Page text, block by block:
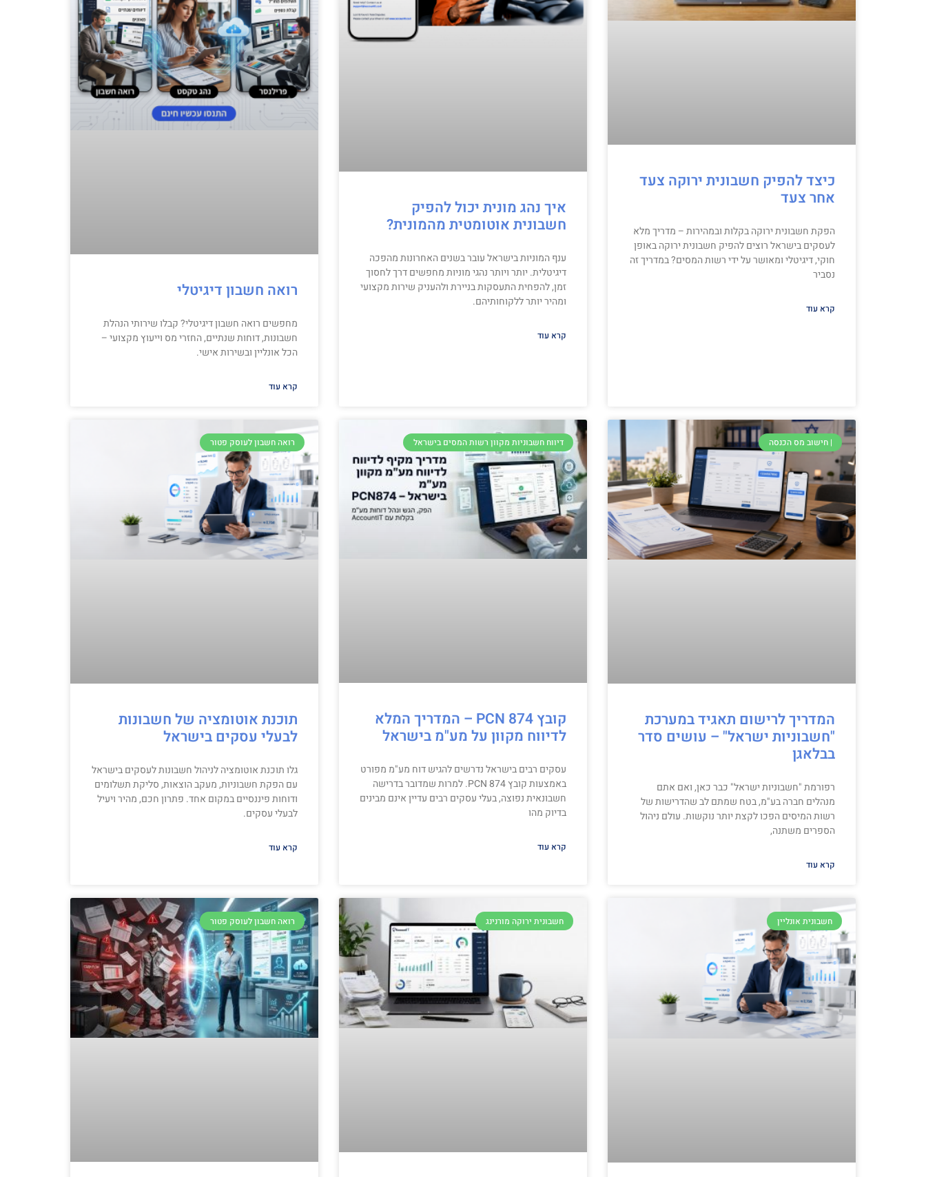
כיצד להפיק חשבונית ירוקה צעד
אחר צעד
הפקת חשבונית ירוקה בקלות ובמהירות – מדריך מלא
לעסקים בישראל רוצים להפיק חשבונית ירוקה באופן
חוקי, דיגיטלי ומאושר על ידי רשות המסים? במדריך זה
נסביר
קרא עוד
איך נהג מונית יכול להפיק
חשבונית אוטומטית מהמונית?
ענף המוניות בישראל עובר בשנים האחרונות מהפכה
דיגיטלית. יותר ויותר נהגי מוניות מחפשים דרך לחסוך
זמן, להפחית התעסקות בניירת ולהעניק שירות מקצועי
ומהיר יותר ללקוחותיהם.
קרא עוד
רואה חשבון דיגיטלי
מחפשים רואה חשבון דיגיטלי? קבלו שירותי הנהלת
חשבונות, דוחות שנתיים, החזרי מס וייעוץ מקצועי –
הכל אונליין ובשירות אישי.
קרא עוד
| חישוב מס הכנסה
המדריך לרישום תאגיד במערכת
"חשבוניות ישראל" – עושים סדר
בבלאגן
רפורמת "חשבוניות ישראל" כבר כאן, ואם אתם
מנהלים חברה בע"מ, בטח שמתם לב שהדרישות של
רשות המיסים הפכו לקצת יותר נוקשות. עולם ניהול
הספרים משתנה,
קרא עוד
דיווח חשבוניות מקוון רשות המסים בישראל
קובץ PCN 874 – המדריך המלא
לדיווח מקוון על מע"מ בישראל
עסקים רבים בישראל נדרשים להגיש דוח מע"מ מפורט
באמצעות קובץ PCN 874. למרות שמדובר בדרישה
חשבונאית נפוצה, בעלי עסקים רבים עדיין אינם מבינים
בדיוק מהו
קרא עוד
רואה חשבון לעוסק פטור
תוכנת אוטומציה של חשבונות
לבעלי עסקים בישראל
גלו תוכנת אוטומציה לניהול חשבונות לעסקים בישראל
עם הפקת חשבוניות, מעקב הוצאות, סליקת תשלומים
ודוחות פיננסיים במקום אחד. פתרון חכם, מהיר ויעיל
לבעלי עסקים.
קרא עוד
חשבונית אונליין חשבונית ירוקה מורנינג רואה חשבון לעוסק פטור